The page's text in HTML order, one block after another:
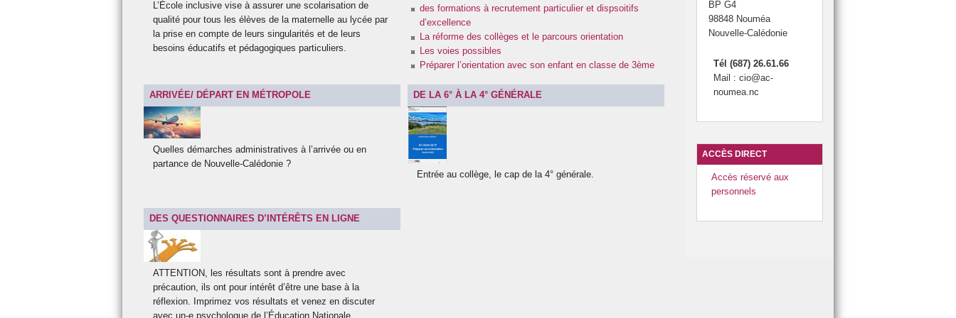
L’École inclusive vise à assurer une scolarisation de
qualité pour tous les élèves de la maternelle au lycée par
la prise en compte de leurs singularités et de leurs
besoins éducatifs et pédagogiques particuliers.
des formations à recrutement particulier et dispsoitifs
d’excellence
La réforme des collèges et le parcours orientation
Les voies possibles
Préparer l’orientation avec son enfant en classe de 3ème
ARRIVÉE/ DÉPART EN MÉTROPOLE
Quelles démarches administratives à l’arrivée ou en
partance de Nouvelle-Calédonie ?
DE LA 6° À LA 4° GÉNÉRALE
Entrée au collège, le cap de la 4° générale.
DES QUESTIONNAIRES D’INTÉRÊTS EN LIGNE
ATTENTION, les résultats sont à prendre avec
précaution, ils ont pour intérêt d’être une base à la
réflexion. Imprimez vos résultats et venez en discuter
avec un-e psychologue de l’Éducation Nationale.
BP G4
98848 Nouméa
Nouvelle-Calédonie
Tél (687) 26.61.66
Mail : cio@ac-
noumea.nc
ACCÈS DIRECT
Accès réservé aux
personnels